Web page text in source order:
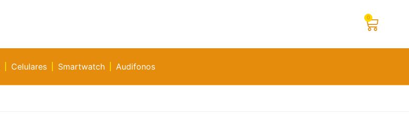
0
Celulares Smartwatch Audifonos